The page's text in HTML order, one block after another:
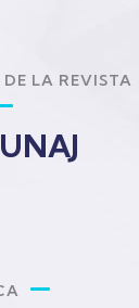
LA REVISTA